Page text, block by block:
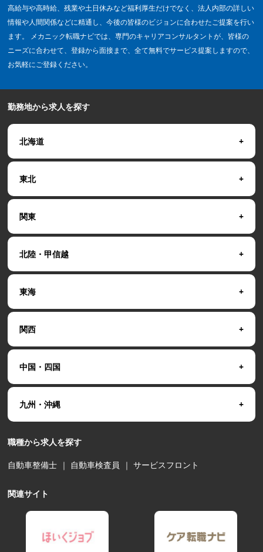
高給与や高時給、残業や土日休みなど福利厚生だけでなく、法人内部の詳しい
情報や人間関係などに精通し、今後の皆様のビジョンに合わせたご提案を行い
ます。 メカニック転職ナビでは、専門のキャリアコンサルタントが、皆様の
ニーズに合わせて、登録から面接まで、全て無料でサービス提案しますので、
お気軽にご登録ください。
勤務地から求人を探す
北海道
東北
関東
北陸・甲信越
東海
関西
中国・四国
九州・沖縄
職種から求人を探す
自動車整備士 ｜ 自動車検査員 ｜サービスフロント
関連サイト